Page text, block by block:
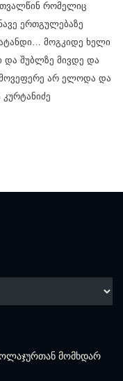
თვალწინ რომელიც
ერთგულებაზე
მოგკიდე ხელი
და შუბლზე მივდე და
მოვეფერე არ ელოდა და
მომხდარ